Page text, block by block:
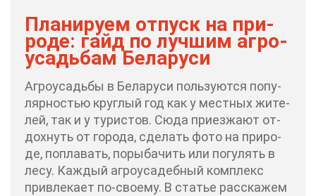
Пла­ни­ру­ем от­пуск на при­
ро­де: гайд по луч­шим аг­ро­
усадь­бам Бе­ла­ру­си
Аг­ро­усадь­бы в Бе­ла­ру­си поль­зу­ют­ся по­пу­
ляр­но­стью круг­лый год как у мест­ных жи­те­
лей, так и у ту­ри­стов. Сю­да при­ез­жа­ют от­
дох­нуть от го­ро­да, сде­лать фо­то на при­ро­
де, по­пла­вать, по­ры­ба­чить или по­гу­лять в
ле­су. Каж­дый аг­ро­уса­деб­ный ком­плекс
при­вле­ка­ет по‑сво­е­му. В ста­тье рас­ска­жем